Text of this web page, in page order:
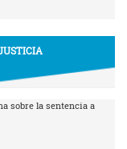
sobre la sentencia a